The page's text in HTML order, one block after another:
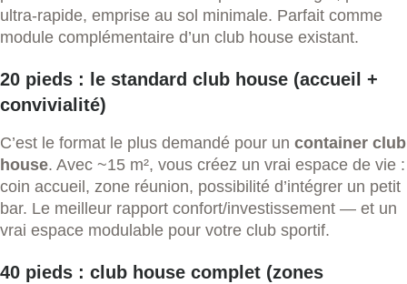
ultra-rapide, emprise au sol minimale. Parfait comme
module complémentaire d’un club house existant.
20 pieds : le standard club house (accueil +
convivialité)
C’est le format le plus demandé pour un container club
house. Avec ~15 m², vous créez un vrai espace de vie :
coin accueil, zone réunion, possibilité d’intégrer un petit
bar. Le meilleur rapport confort/investissement — et un
vrai espace modulable pour votre club sportif.
40 pieds : club house complet (zones